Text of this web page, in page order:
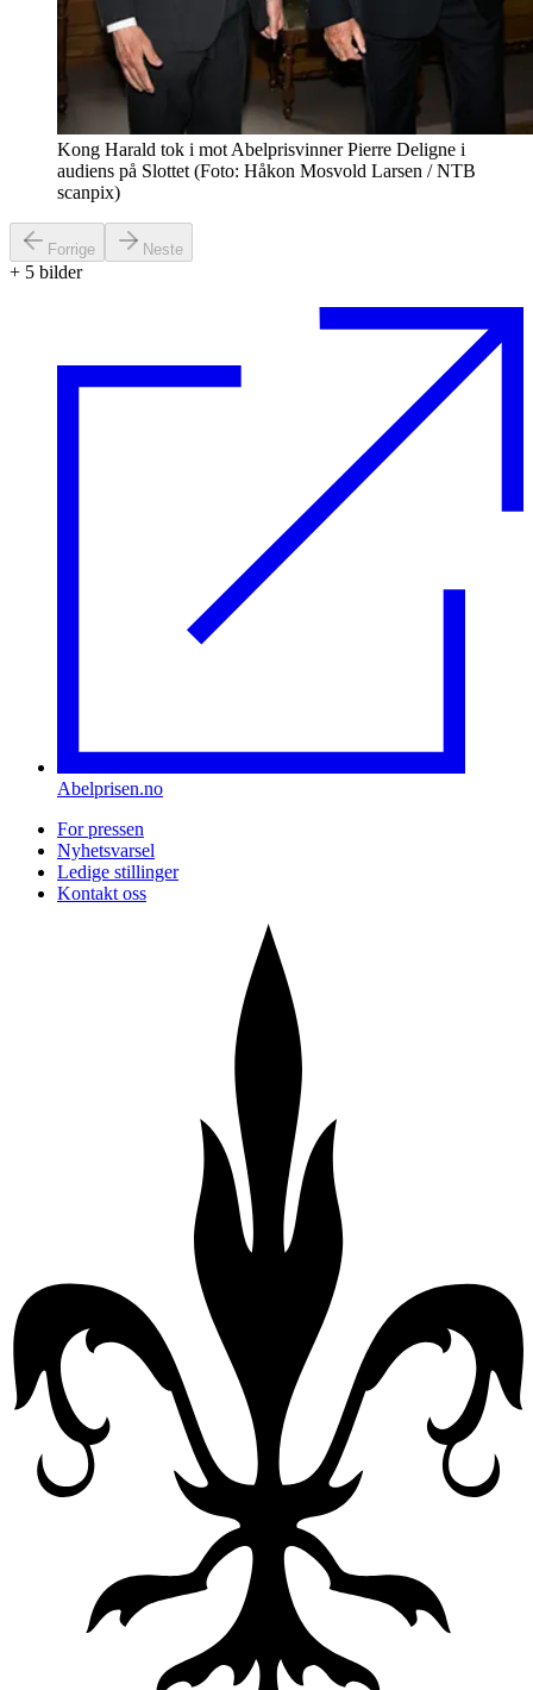
Kong Harald tok i mot Abelprisvinner Pierre Deligne i
audiens på Slottet (Foto: Håkon Mosvold Larsen / NTB
scanpix)
Forrige Neste
+ 5 bilder
Abelprisen.no
For pressen
Nyhetsvarsel
Ledige stillinger
Kontakt oss